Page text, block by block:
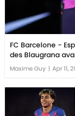
FC Barcelone -
des Blaugrana
Maxime Guy | Apr 11,